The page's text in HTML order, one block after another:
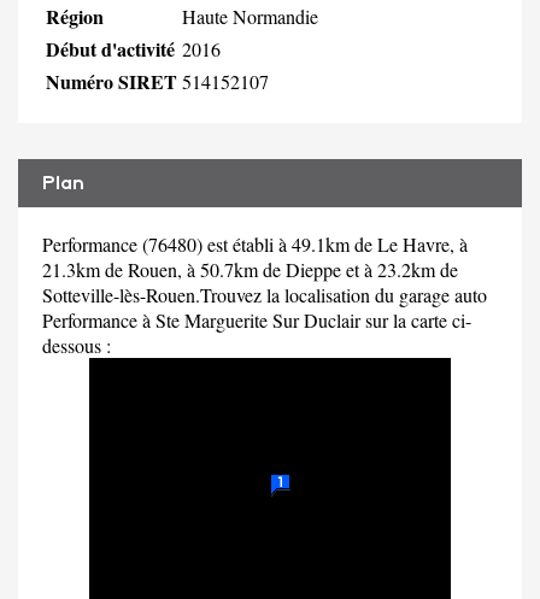
Région Haute Normandie
Début d'activité 2016
Numéro SIRET514152107
Plan
Performance (76480) est établi à 49.1km de Le Havre, à
21.3km de Rouen, à 50.7km de Dieppe et à 23.2km de
Sotteville-lès-Rouen.Trouvez la localisation du garage auto
Performance à Ste Marguerite Sur Duclair sur la carte ci-
dessous :